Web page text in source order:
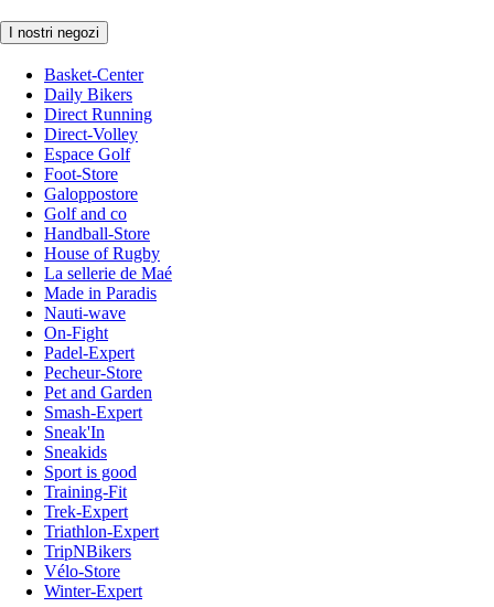
I nostri negozi
Basket-Center
Daily Bikers
Direct Running
Direct-Volley
Espace Golf
Foot-Store
Galoppostore
Golf and co
Handball-Store
House of Rugby
La sellerie de Maé
Made in Paradis
Nauti-wave
On-Fight
Padel-Expert
Pecheur-Store
Pet and Garden
Smash-Expert
Sneak'In
Sneakids
Sport is good
Training-Fit
Trek-Expert
Triathlon-Expert
TripNBikers
Vélo-Store
Winter-Expert